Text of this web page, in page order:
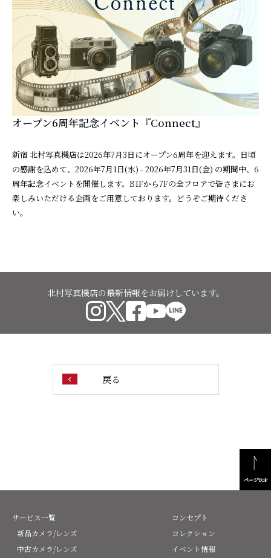
オープン6周年記念イベント『Connect』
新宿 北村写真機店は2026年7月3日にオープン6周年を迎えます。日頃
の感謝を込めて、2026年7月1日(水) - 2026年7月31日(金) の期間中、6
周年記念イベントを開催します。B1Fから7Fの全フロアで皆さまにお
楽しみいただける企画をご用意しております。どうぞご期待くださ
い。
北村写真機店の最新情報をお届けしています。
戻る
ページTOP
サービス一覧
新品カメラ/レンズ
中古カメラ/レンズ
コンセプト
コレクション
イベント情報